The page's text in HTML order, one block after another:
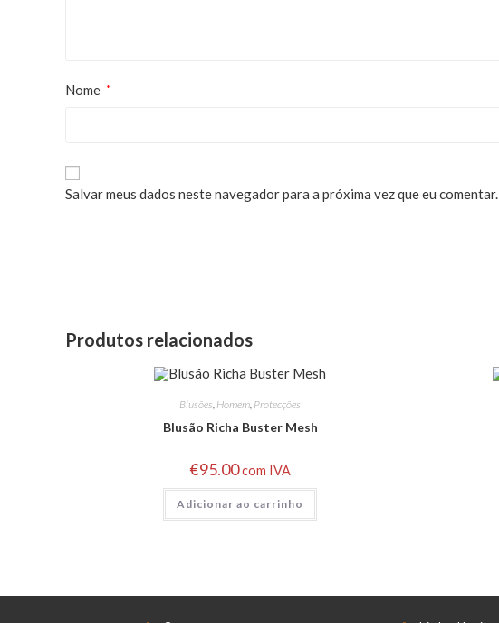
Nome *
Salvar meus dados neste navegador para a próxima vez que eu comentar.
Produtos relacionados
Blusões, Homem, Protecções
Blusão Richa Buster Mesh
€95.00com IVA
Adicionar ao carrinho